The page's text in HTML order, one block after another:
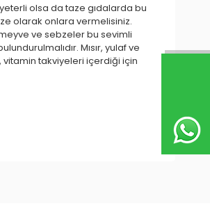
olsa da taze gıdalarda bu
olarak onlara vermelisiniz.
ve sebzeler bu sevimli
Mısır, yulaf ve
vitamin takviyeleri içerdiği için